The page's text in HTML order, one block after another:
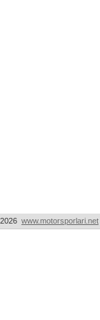
www.motorsporlari.net